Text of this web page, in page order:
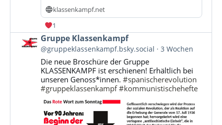
klassenkampf.net
1
Beitrag
von
Gruppe
Klassenkampf
Bluesky
ansehen
Gruppe Klassenkampf
@gruppeklassenkampf.bsky.social 3 Wochen
Die neue Broschüre der Gruppe
KLASSENKAMPF ist erschienen! Erhältlich bei
unseren Genoss*innen.#spanischerevolution
#gruppeklassenkampf #kommunistischehefte